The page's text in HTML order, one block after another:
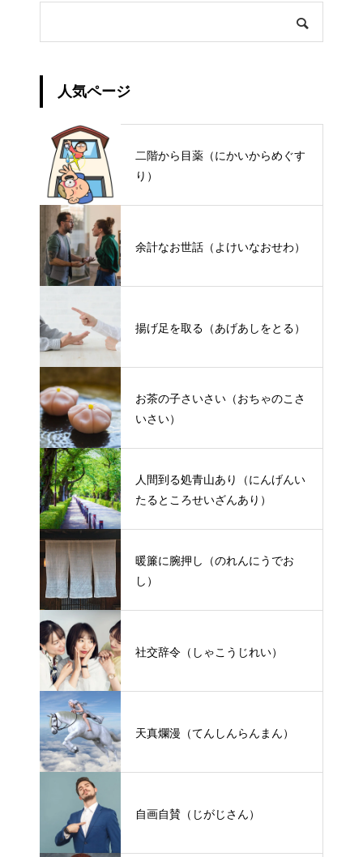
人気ページ
二階から目薬（にかいからめぐす
り）
余計なお世話（よけいなおせわ）
揚げ足を取る（あげあしをとる）
お茶の子さいさい（おちゃのこさ
いさい）
人間到る処青山あり（にんげんい
たるところせいざんあり）
暖簾に腕押し（のれんにうでお
し）
社交辞令（しゃこうじれい）
天真爛漫（てんしんらんまん）
自画自賛（じがじさん）